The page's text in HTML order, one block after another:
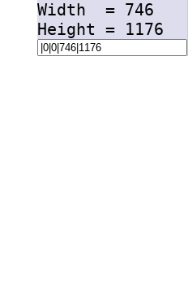
Width = 746
Height = 1176